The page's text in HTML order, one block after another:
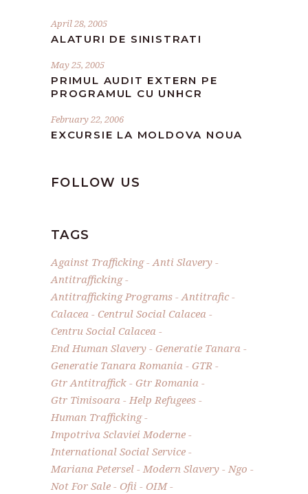
April 28, 2005
ALATURI DE SINISTRATI
May 25, 2005
PRIMUL AUDIT EXTERN PE
PROGRAMUL CU UNHCR
February 22, 2006
EXCURSIE LA MOLDOVA NOUA
FOLLOW US
TAGS
Against Trafficking
Anti Slavery
Antitrafficking
Antitrafficking Programs
Antitrafic
Calacea
Centrul Social Calacea
Centru Social Calacea
End Human Slavery
Generatie Tanara
Generatie Tanara Romania
GTR
Gtr Antitraffick
Gtr Romania
Gtr Timisoara
Help Refugees
Human Trafficking
Impotriva Sclaviei Moderne
International Social Service
Mariana Petersel
Modern Slavery
Ngo
Not For Sale
Ofii
OIM